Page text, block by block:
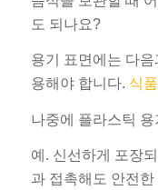
도 되나요?
용기 표면에는 다
용해야 합니다. 식
나중에 플라스틱
예. 신선하게 포장
과 접촉해도 안전